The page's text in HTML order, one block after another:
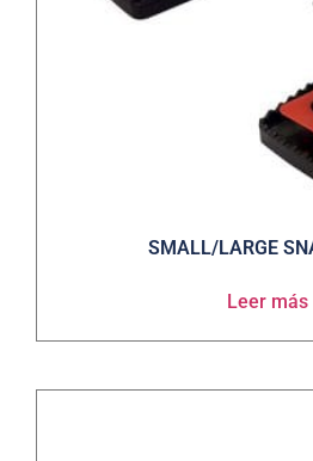
SMALL/LARGE
Leer más